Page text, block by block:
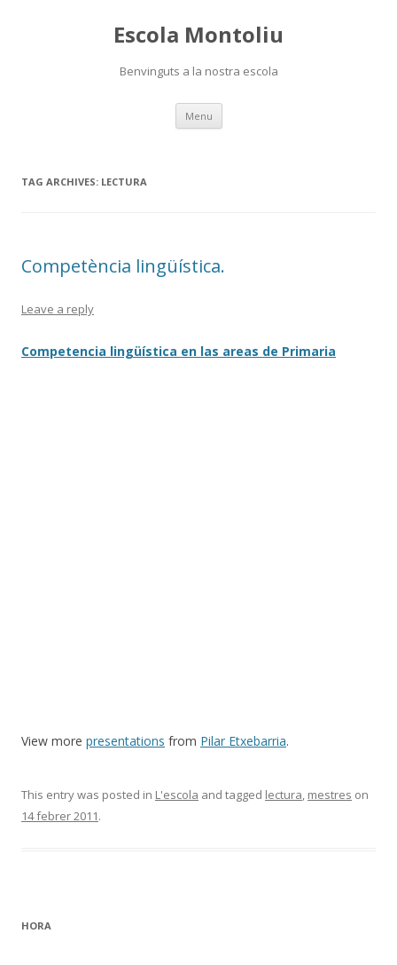
Escola Montoliu
Benvinguts a la nostra escola
Menu Skip
content
TAG ARCHIVES: LECTURA
Competència lingüística.
Leave a reply
Competencia lingüística en las areas de Primaria
View more presentations from Pilar Etxebarria.
This entry was posted in L'escola and tagged lectura, mestres on
14 febrer 2011.
HORA